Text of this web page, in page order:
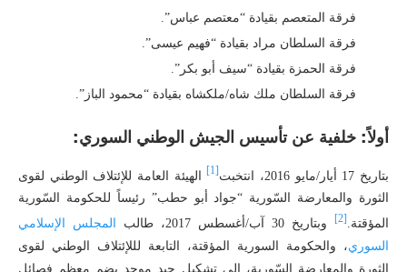
فرقة المتعصم بقيادة “معتصم عباس”.
فرقة السلطان مراد بقيادة “فهيم عيسى”.
فرقة الحمزة بقيادة “سيف أبو بكر”.
فرقة السلطان ملك شاه/ملكشاه بقيادة “محمود الباز”.
أولاً: خلفية عن تأسيس الجيش الوطني السوري:
بتاريخ 17 أيار/مايو 2016، انتخبت
الهيئة العامة للإئتلاف الوطني لقوى
الثورة والمعارضة السّورية “جواد أبو حطب” رئيساً للحكومة السّورية
المؤقتة.
وبتاريخ 30 آب/أغسطس 2017، طالب
المجلس الإسلامي
السوري، والحكومة السورية المؤقتة، التابعة لللإئتلاف الوطني لقوى
الثورة والمعارضة السّورية، إلى تشكيل جيد موحد يضم معظم فصائل